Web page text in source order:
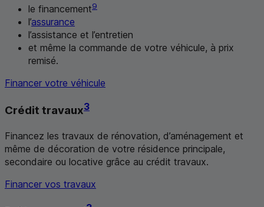
le financement9
l’assurance
l’assistance et l’entretien
et même la commande de votre véhicule, à prix
remisé.
Financer votre véhicule
Crédit travaux3
Financez les travaux de rénovation, d’aménagement et
même de décoration de votre résidence principale,
secondaire ou locative grâce au crédit travaux.
Financer vos travaux